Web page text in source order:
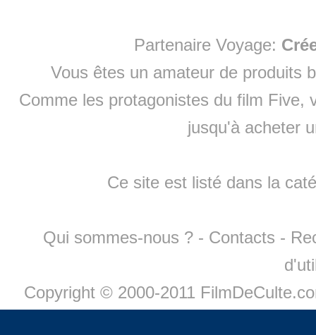
Partenaire Voyage:
Vous êtes un amateur de produits
Comme les protagonistes du film Five,
jusqu'à acheter
Ce site est listé dans la
Qui sommes-nous ? - Contacts -
Copyright © 2000-2011